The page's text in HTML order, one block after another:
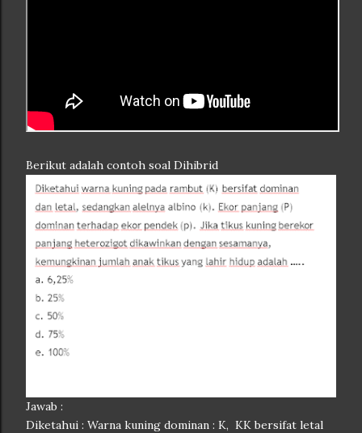
Berikut adalah contoh soal Dihibrid
Jawab :
Diketahui : Warna kuning dominan : K, KK bersifat letal